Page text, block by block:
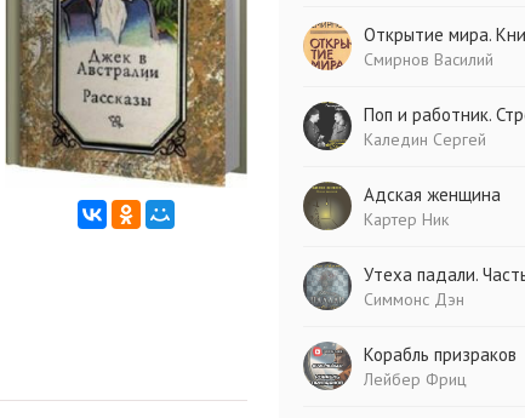
38:52
39:01
38:29
Открытие мира.
Смирнов Василий
Поп и работник.
Каледин Сергей
Адская женщина
Картер Ник
Утеха падали.
Симмонс Дэн
Корабль призраков
Лейбер Фриц